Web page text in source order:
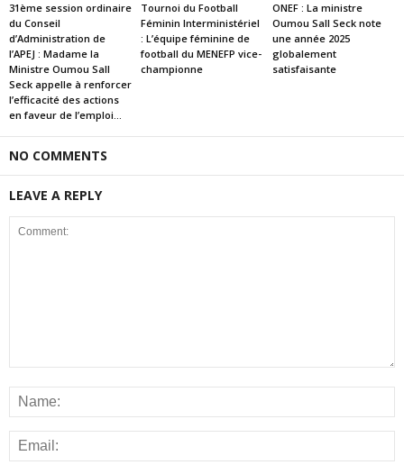
31ème session ordinaire
du Conseil
d’Administration de
l’APEJ : Madame la
Ministre Oumou Sall
Seck appelle à renforcer
l’efficacité des actions
en faveur de l’emploi...
Tournoi du Football
Féminin Interministériel
: L’équipe féminine de
football du MENEFP vice-
championne
ONEF : La ministre
Oumou Sall Seck note
une année 2025
globalement
satisfaisante
NO COMMENTS
LEAVE A REPLY